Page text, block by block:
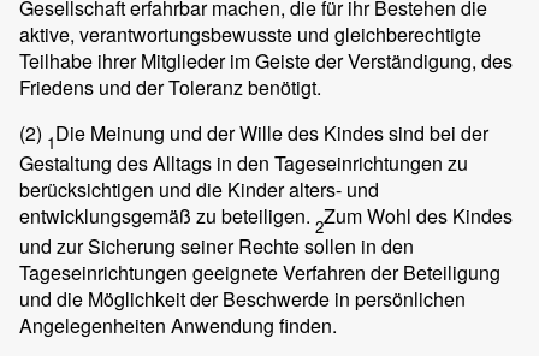
Gesellschaft erfahrbar machen, die für ihr Bestehen die
aktive, verantwortungsbewusste und gleichberechtigte
Teilhabe ihrer Mitglieder im Geiste der Verständigung, des
Friedens und der Toleranz benötigt.
(2) 1Die Meinung und der Wille des Kindes sind bei der
Gestaltung des Alltags in den Tageseinrichtungen zu
berücksichtigen und die Kinder alters- und
entwicklungsgemäß zu beteiligen. 2Zum Wohl des Kindes
und zur Sicherung seiner Rechte sollen in den
Tageseinrichtungen geeignete Verfahren der Beteiligung
und die Möglichkeit der Beschwerde in persönlichen
Angelegenheiten Anwendung finden.